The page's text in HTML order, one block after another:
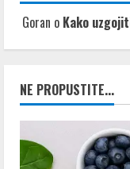
Goran o Kako
NE PROPUSTITE...